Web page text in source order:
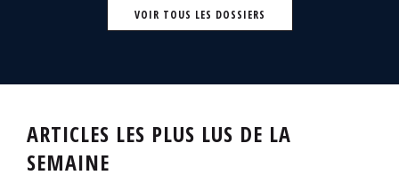
VOIR TOUS LES DOSSIERS
ARTICLES LES PLUS LUS DE LA
SEMAINE